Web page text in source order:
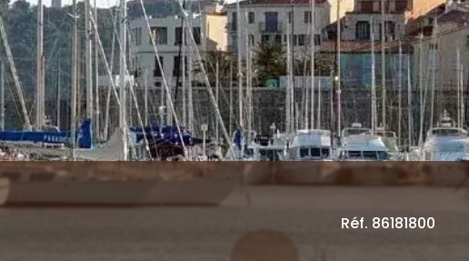
Réf. 86181800